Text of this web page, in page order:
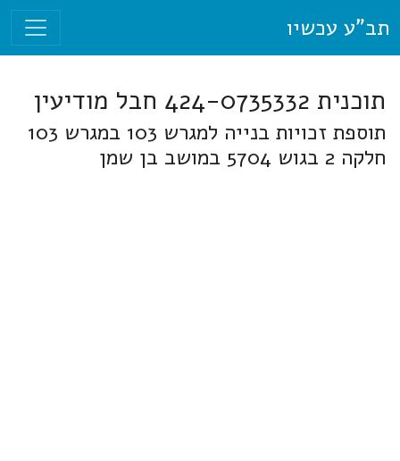
תב"ע עכשיו
תוכנית 424-0735332 חבל מודיעין
תוספת זכויות בנייה למגרש 103 במגרש 103
חלקה 2 בגוש 5704 במושב בן שמן